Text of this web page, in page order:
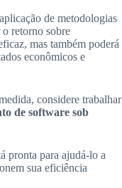
de metodologias
o retorno sobre
mas também poderá
econômicos e
considere trabalhar
de software sob
pronta para ajudá-lo a
sua eficiência